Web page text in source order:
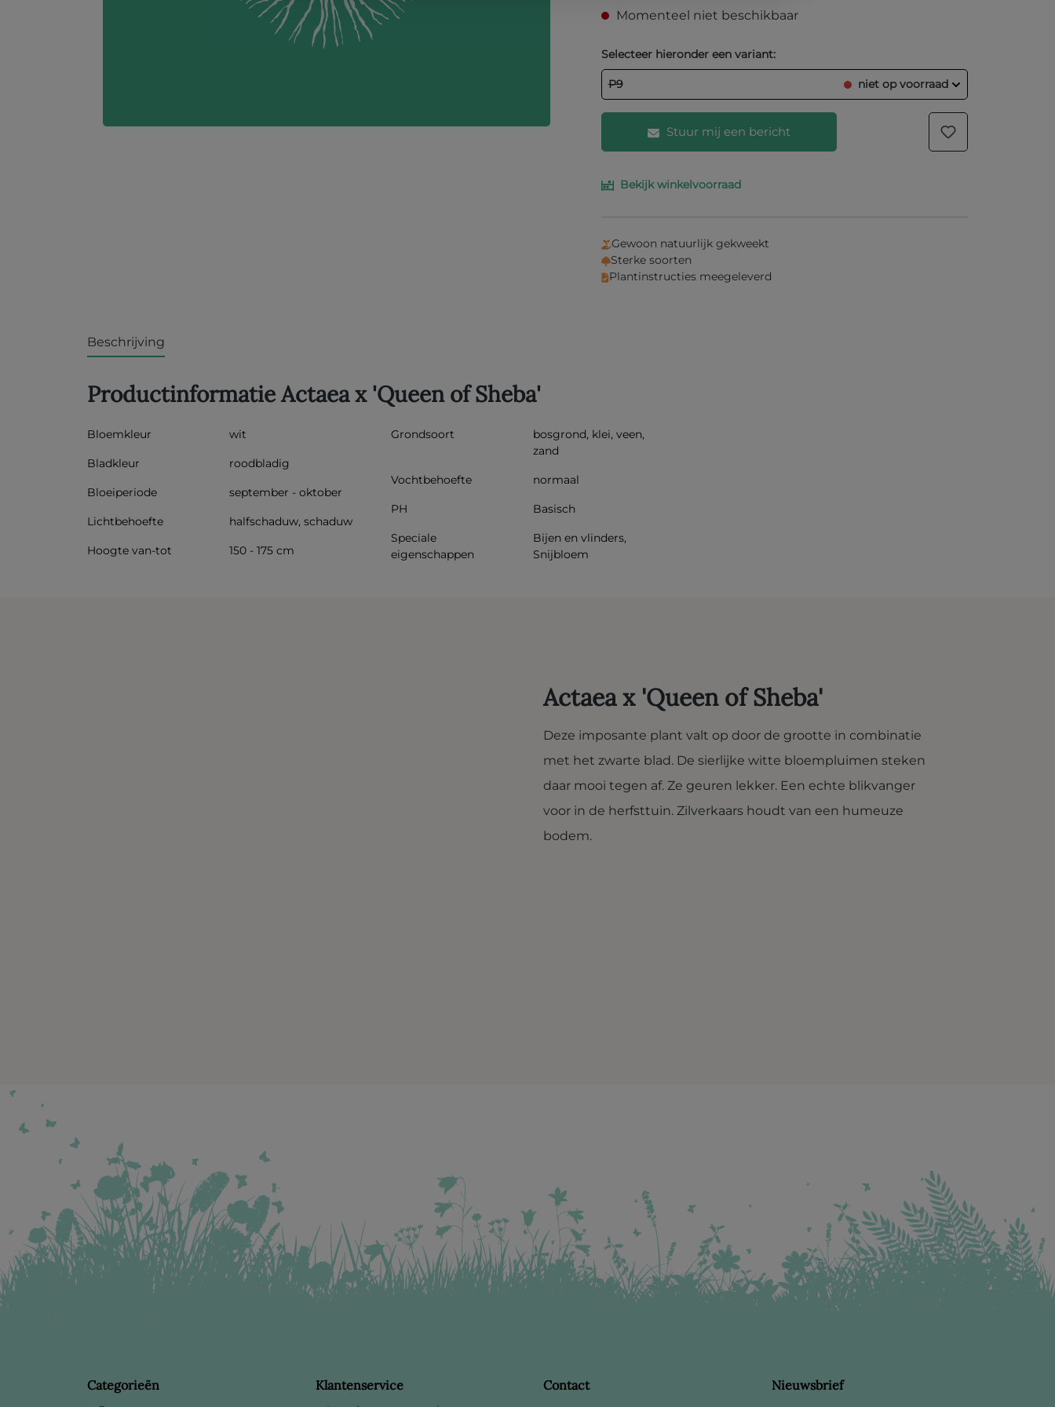
Momenteel niet beschikbaar
Selecteer hieronder een variant:
P9 niet op voorraad
Stuur mij een bericht
Vul je e-mailadres in het onderstaande veld in en wij laten
Uw E-mail
Bekijk winkelvoorraad
Gewoon natuurlijk gekweekt
Sterke soorten
Plantinstructies meegeleverd
Beschrijving
Productinformatie Actaea x 'Queen of Sheba'
Bloemkleur wit
Bladkleur roodbladig
Bloeiperiode september - oktober
Lichtbehoefte halfschaduw, schaduw
Hoogte van-tot 150 - 175 cm
Grondsoort
bosgrond, klei, veen,
zand
Vochtbehoefte normaal
PH Basisch
Speciale
eigenschappen
Bijen en vlinders,
Snijbloem
Actaea x 'Queen of Sheba'
Deze imposante plant valt op door de grootte in combinatie
met het zwarte blad. De sierlijke witte bloempluimen steken
daar mooi tegen af. Ze geuren lekker. Een echte blikvanger
voor in de herfsttuin. Zilverkaars houdt van een humeuze
bodem.
Categorieën Klantenservice Contact Nieuwsbrief